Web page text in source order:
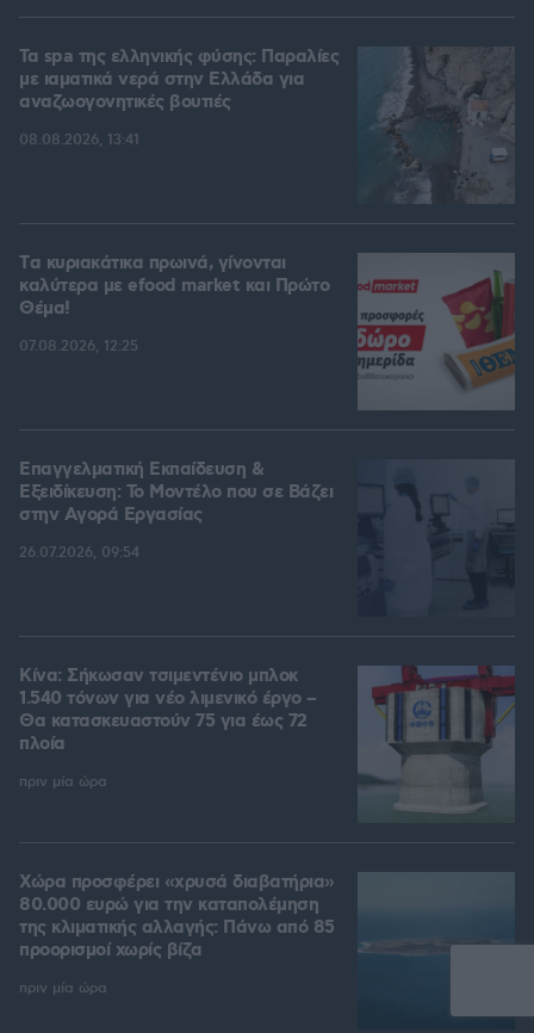
Τα spa της ελληνικής φύσης: Παραλίες
με ιαματικά νερά στην Ελλάδα για
αναζωογονητικές βουτιές
08.08.2026, 13:41
Tα κυριακάτικα πρωινά, γίνονται
καλύτερα με efood market και Πρώτο
Θέμα!
07.08.2026, 12:25
Επαγγελματική Εκπαίδευση &
Εξειδίκευση: Το Mοντέλο που σε Bάζει
στην Aγορά Eργασίας
26.07.2026, 09:54
Κίνα: Σήκωσαν τσιμεντένιο μπλοκ
1.540 τόνων για νέο λιμενικό έργο –
Θα κατασκευαστούν 75 για έως 72
πλοία
πριν μία ώρα
Χώρα προσφέρει «χρυσά διαβατήρια»
80.000 ευρώ για την καταπολέμηση
της κλιματικής αλλαγής: Πάνω από 85
προορισμοί χωρίς βίζα
πριν μία ώρα